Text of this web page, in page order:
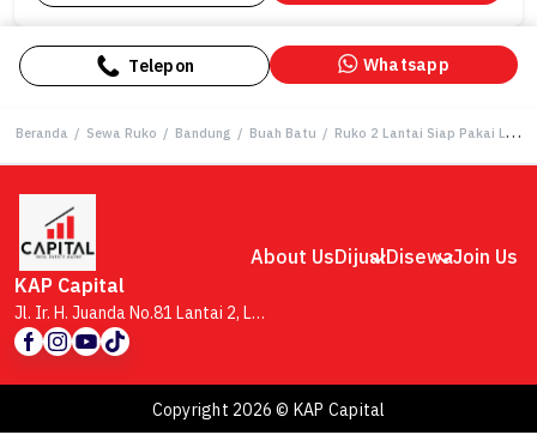
Telepon Whatsapp
Beranda / Sewa Ruko / Bandung / Buah Batu / Ruko 2 Lantai Siap Pakai Lokasi Strategis dan Ramai di Cherry Field Buah Batu Bandung
About UsDijualDisewaJoin Us
KAP Capital
Jl. Ir. H. Juanda No.81 Lantai 2, Lb. Siliwangi, Kecamatan Coblong, Kota Bandung, Jawa Barat 40132
Copyright 2026 © KAP Capital